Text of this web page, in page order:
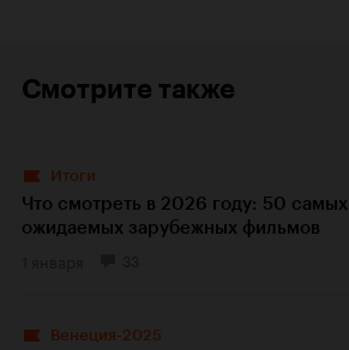
Смотрите также
Итоги
Что смотреть в 2026 году: 50 самых
ожидаемых зарубежных фильмов
Венеция-2025